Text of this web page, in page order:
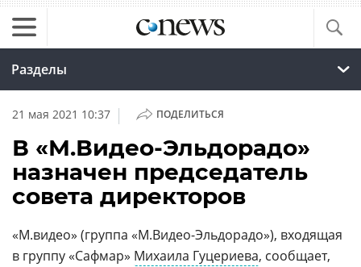
Разделы
21 мая 2021 10:37 | ПОДЕЛИТЬСЯ
В «М.Видео-Эльдорадо»
назначен председатель
совета директоров
«М.видео» (группа «М.Видео-Эльдорадо»), входящая
в группу «Сафмар» Михаила Гуцериева, сообщает,